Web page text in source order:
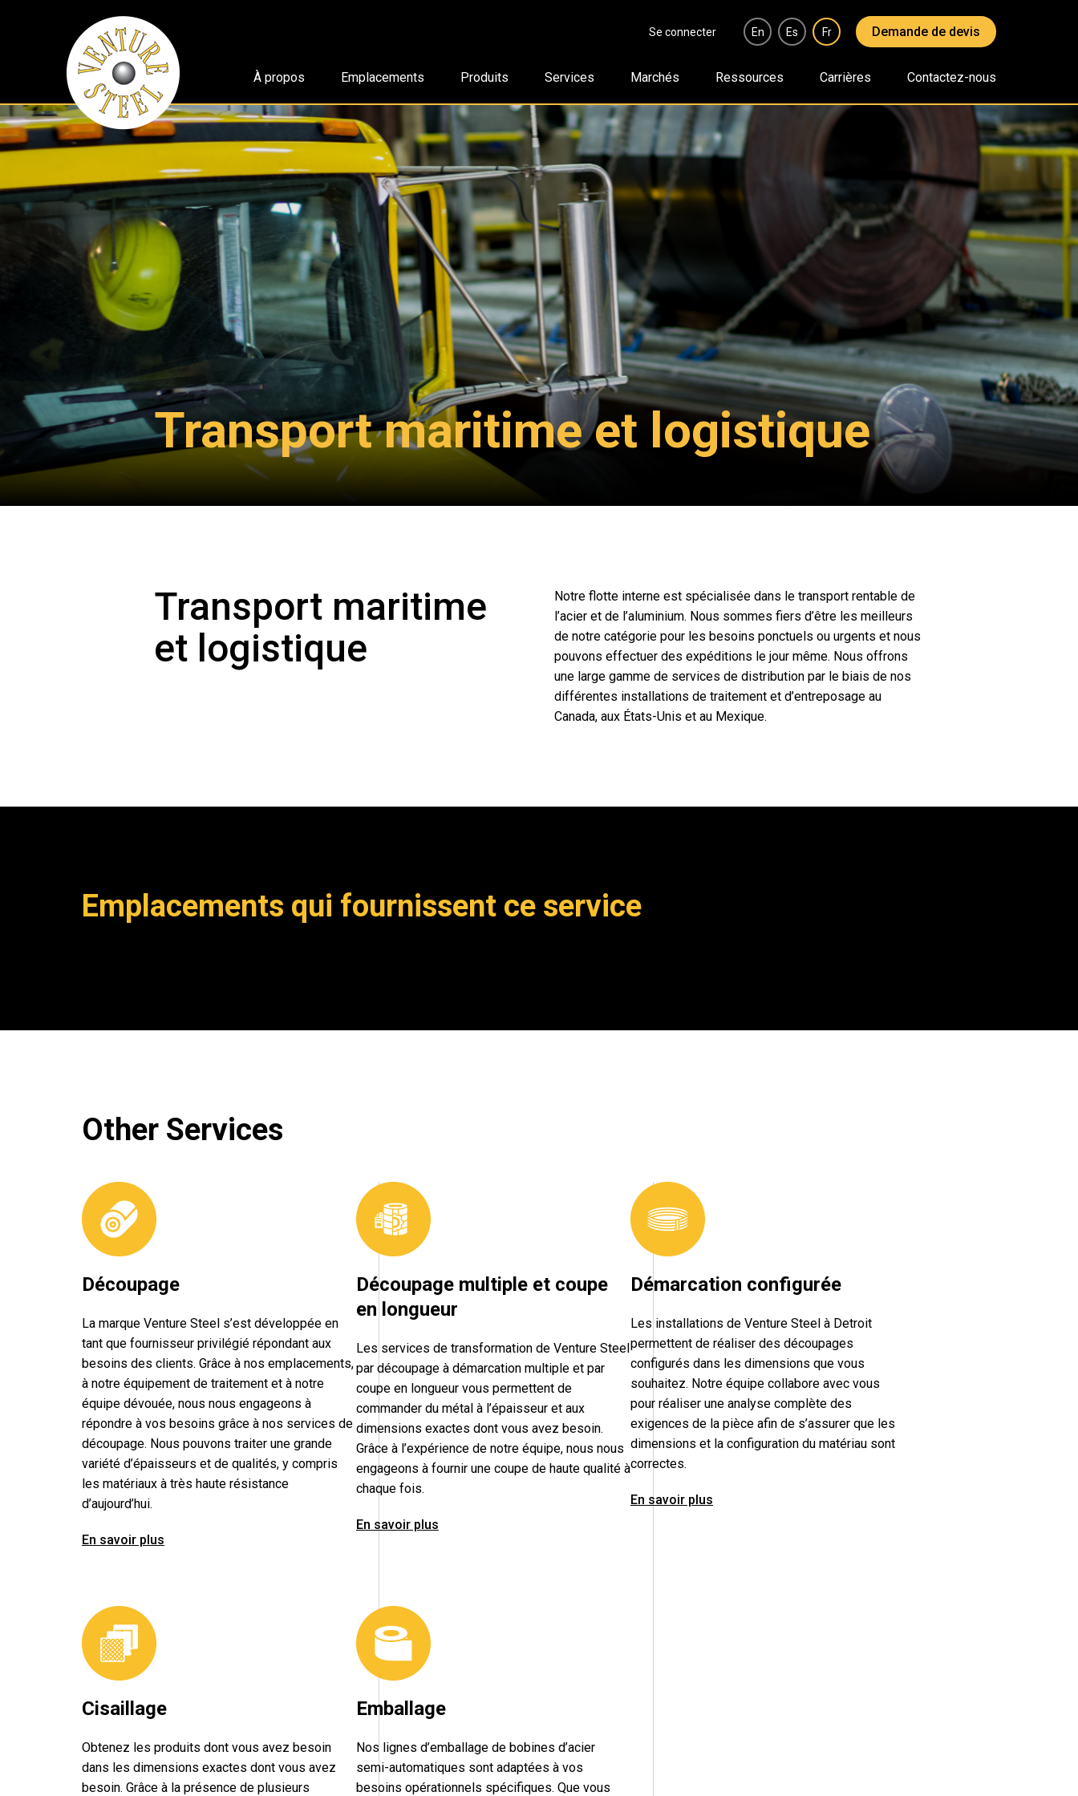
Se connecter En Es Fr Demande de devis
À propos Emplacements Produits Services Marchés Ressources Carrières Contactez-nous
Transport maritime et logistique
Transport maritime
et logistique
Notre flotte interne est spécialisée dans le transport rentable de
l’acier et de l’aluminium. Nous sommes fiers d’être les meilleurs
de notre catégorie pour les besoins ponctuels ou urgents et nous
pouvons effectuer des expéditions le jour même. Nous offrons
une large gamme de services de distribution par le biais de nos
différentes installations de traitement et d’entreposage au
Canada, aux États-Unis et au Mexique.
Emplacements qui fournissent ce service
Other Services
Découpage
La marque Venture Steel s’est développée en
tant que fournisseur privilégié répondant aux
besoins des clients. Grâce à nos emplacements,
à notre équipement de traitement et à notre
équipe dévouée, nous nous engageons à
répondre à vos besoins grâce à nos services de
découpage. Nous pouvons traiter une grande
variété d’épaisseurs et de qualités, y compris
les matériaux à très haute résistance
d’aujourd’hui.
En savoir plus
Découpage multiple et coupe
en longueur
Les services de transformation de Venture Steel
par découpage à démarcation multiple et par
coupe en longueur vous permettent de
commander du métal à l’épaisseur et aux
dimensions exactes dont vous avez besoin.
Grâce à l’expérience de notre équipe, nous nous
engageons à fournir une coupe de haute qualité à
chaque fois.
En savoir plus
Démarcation configurée
Les installations de Venture Steel à Detroit
permettent de réaliser des découpages
configurés dans les dimensions que vous
souhaitez. Notre équipe collabore avec vous
pour réaliser une analyse complète des
exigences de la pièce afin de s’assurer que les
dimensions et la configuration du matériau sont
correctes.
En savoir plus
Cisaillage
Obtenez les produits dont vous avez besoin
dans les dimensions exactes dont vous avez
besoin. Grâce à la présence de plusieurs
Emballage
Nos lignes d’emballage de bobines d’acier
semi-automatiques sont adaptées à vos
besoins opérationnels spécifiques. Que vous